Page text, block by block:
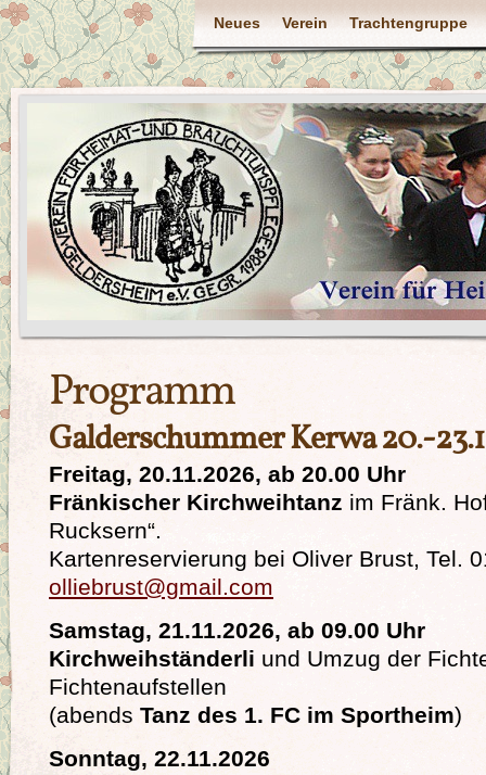
Neues Verein Trachtengruppe
Programm
Galderschummer Kerwa 20.-
Freitag, 20.11.2026, ab 20.00 Uhr
Fränkischer Kirchweihtanz im Fränk.
Rucksern“.
Kartenreservierung bei Oliver Brust, Tel.
olliebrust@gmail.com
Samstag, 21.11.2026, ab 09.00 Uhr
Kirchweihständerli und Umzug der
Fichtenaufstellen
(abends Tanz des 1. FC im Sportheim)
Sonntag, 22.11.2026